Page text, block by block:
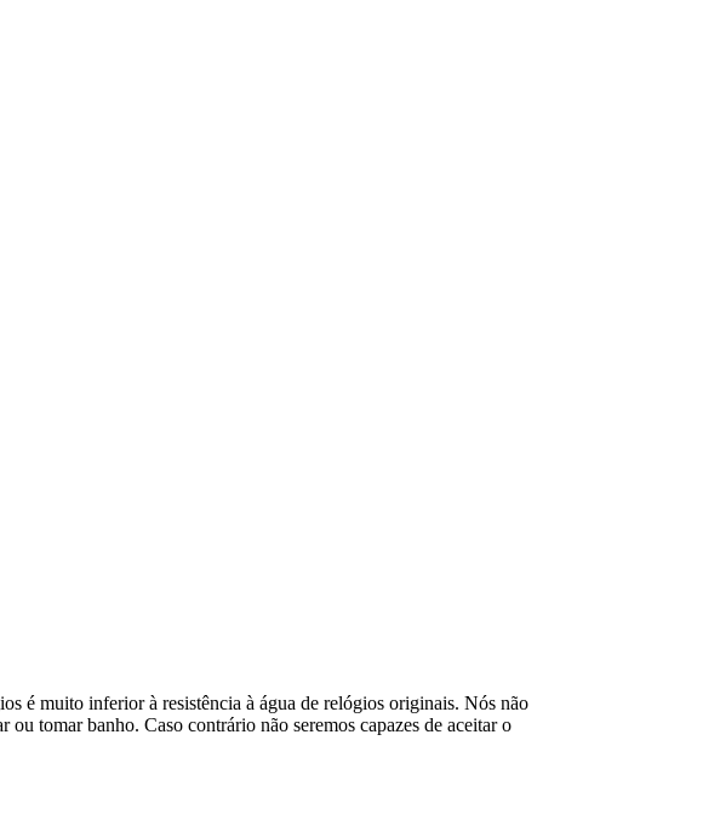
é muito inferior à resistência à água de relógios originais. Nós não
tomar banho. Caso contrário não seremos capazes de aceitar o